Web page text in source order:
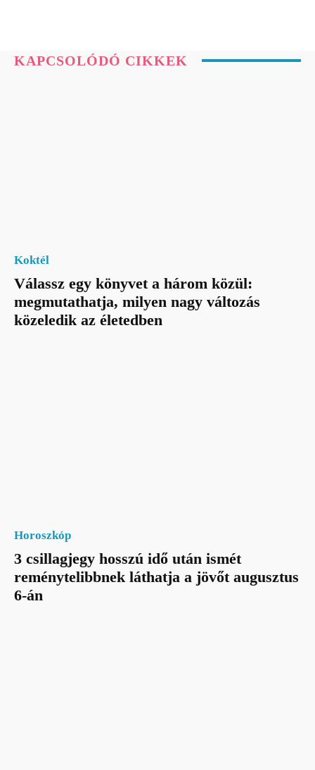
KAPCSOLÓDÓ CIKKEK
Koktél
Válassz egy könyvet a három közül:
megmutathatja, milyen nagy változás
közeledik az életedben
Horoszkóp
3 csillagjegy hosszú idő után ismét
reménytelibbnek láthatja a jövőt augusztus
6-án